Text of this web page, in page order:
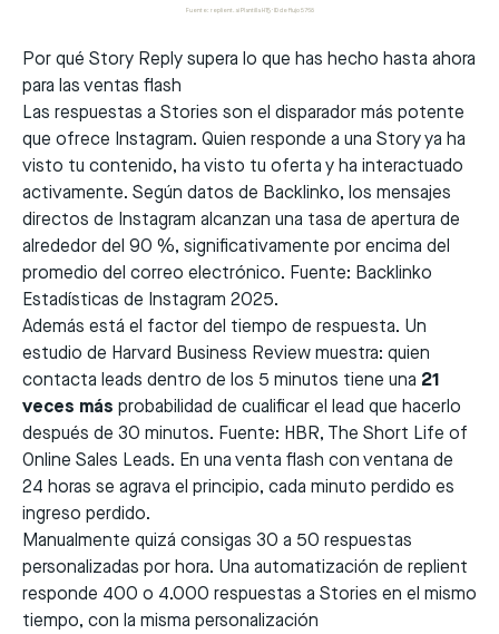
Fuente: replient.ai Plantilla H15 · ID de flujo 5768
Por qué Story Reply supera lo que has hecho hasta ahora
para las ventas flash
Las respuestas a Stories son el disparador más potente
que ofrece Instagram. Quien responde a una Story ya ha
visto tu contenido, ha visto tu oferta y ha interactuado
activamente. Según datos de Backlinko, los mensajes
directos de Instagram alcanzan una tasa de apertura de
alrededor del 90 %, significativamente por encima del
promedio del correo electrónico. Fuente: Backlinko
Estadísticas de Instagram 2025.
Además está el factor del tiempo de respuesta. Un
estudio de Harvard Business Review muestra: quien
contacta leads dentro de los 5 minutos tiene una 21
veces más probabilidad de cualificar el lead que hacerlo
después de 30 minutos. Fuente: HBR, The Short Life of
Online Sales Leads. En una venta flash con ventana de
24 horas se agrava el principio, cada minuto perdido es
ingreso perdido.
Manualmente quizá consigas 30 a 50 respuestas
personalizadas por hora. Una automatización de replient
responde 400 o 4.000 respuestas a Stories en el mismo
tiempo, con la misma personalización